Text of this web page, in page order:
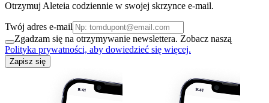
Otrzymuj Aleteia codziennie w swojej skrzynce e-mail.
Twój adres e-mail
Zgadzam się na otrzymywanie newslettera. Zobacz naszą
Polityka prywatności, aby dowiedzieć się więcej.
Zapisz się